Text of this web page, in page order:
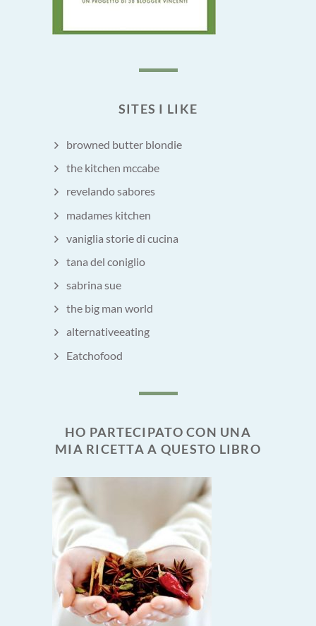
SITES I LIKE
browned butter blondie
the kitchen mccabe
revelando sabores
madames kitchen
vaniglia storie di cucina
tana del coniglio
sabrina sue
the big man world
alternativeeating
Eatchofood
HO PARTECIPATO CON UNA
MIA RICETTA A QUESTO LIBRO